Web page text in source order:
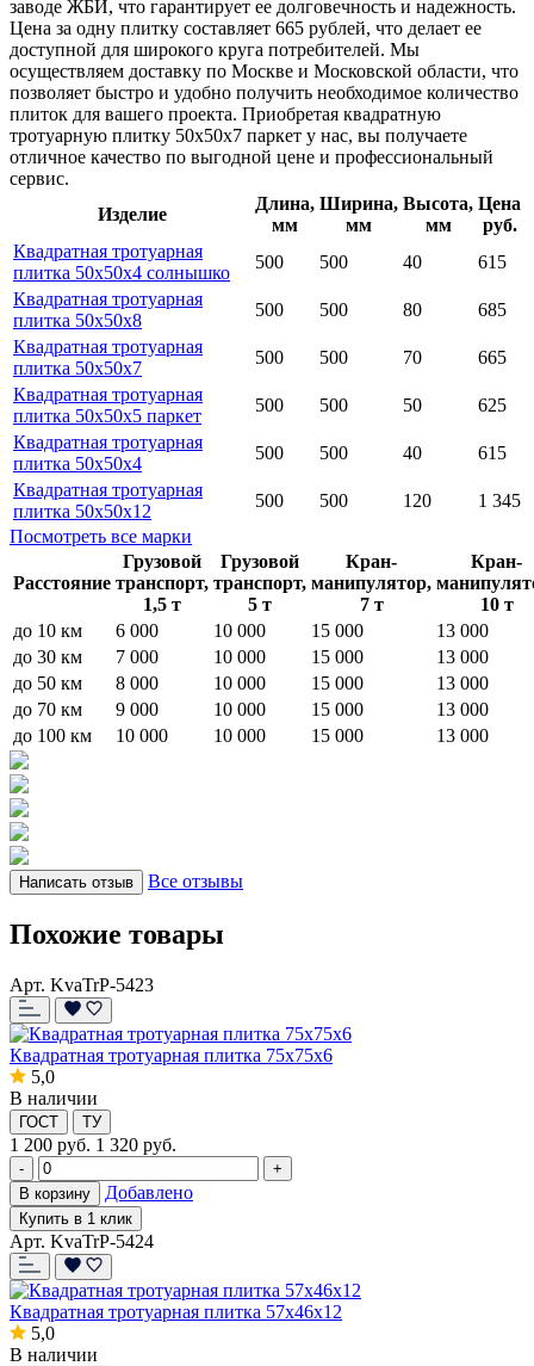
заводе ЖБИ, что гарантирует ее долговечность и надежность.
Цена за одну плитку составляет 665 рублей, что делает ее
доступной для широкого круга потребителей. Мы
осуществляем доставку по Москве и Московской области, что
позволяет быстро и удобно получить необходимое количество
плиток для вашего проекта. Приобретая квадратную
тротуарную плитку 50х50х7 паркет у нас, вы получаете
отличное качество по выгодной цене и профессиональный
сервис.
Изделие
Длина,
мм
Ширина,
мм
Высота,
мм
Цена
руб.
Квадратная тротуарная
плитка 50x50x4 солнышко
500 500 40
615
Квадратная тротуарная
плитка 50х50х8
500 500 80
685
Квадратная тротуарная
плитка 50х50х7
500 500 70
665
Квадратная тротуарная
плитка 50х50х5 паркет
500 500 50
625
Квадратная тротуарная
плитка 50х50х4
500 500 40
615
Квадратная тротуарная
плитка 50х50х12
500 500 120
1 345
Посмотреть все марки
Расстояние
Грузовой
транспорт,
1,5 т
Грузовой
транспорт,
5 т
Кран-
манипулятор,
7 т
Кран-
10 т
до 10 км
6 000 10 000 15 000
13 000
до 30 км
7 000 10 000 15 000
13 000
до 50 км
8 000 10 000 15 000
13 000
до 70 км
9 000 10 000 15 000
13 000
до 100 км
10 000 10 000 15 000 13 000
Написать отзыв Все отзывы
Похожие товары
Арт. KvaTrP-5423
Квадратная тротуарная плитка 75x75x6
5,0
В наличии
ГОСТ ТУ
1 200 руб. 1 320 руб.
-
+
В корзину
Добавлено
Купить в 1 клик
Арт. KvaTrP-5424
Квадратная тротуарная плитка 57x46x12
5,0
В наличии